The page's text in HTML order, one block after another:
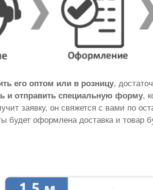
его оптом или в розницу,
и отправить специальную форму,
заявку, он свяжется с вами по
оформлена доставка и товар